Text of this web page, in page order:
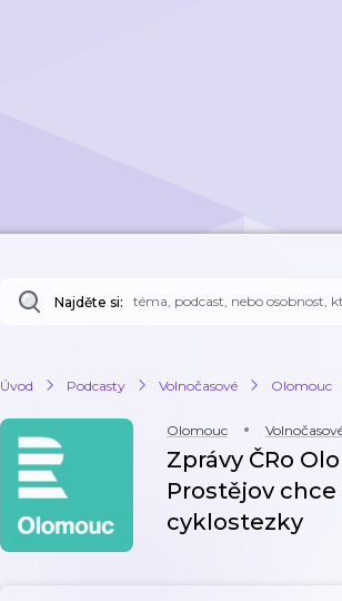
Najděte si:
Úvod Podcasty Volnočasové Olomouc
Olomouc
Zprávy ČRo
Prostějov
cyklostezky